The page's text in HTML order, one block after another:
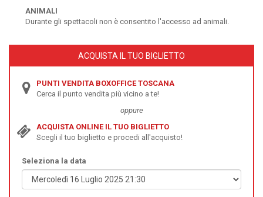
ANIMALI
Durante gli spettacoli non è consentito l'accesso ad animali.
ACQUISTA IL TUO BIGLIETTO
PUNTI VENDITA BOXOFFICE TOSCANA
Cerca il punto vendita più vicino a te!
oppure
ACQUISTA ONLINE IL TUO BIGLIETTO
Scegli il tuo biglietto e procedi all'acquisto!
Seleziona la data